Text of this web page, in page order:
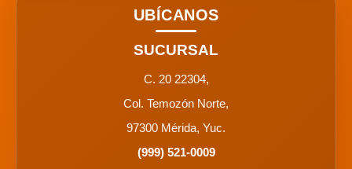
UBÍCANOS
SUCURSAL
C. 20 22304,
Col. Temozón Norte,
97300 Mérida, Yuc.
(999) 521-0009